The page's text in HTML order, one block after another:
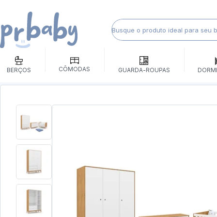
BERÇOS CÔMODAS GUARDA-ROUPAS